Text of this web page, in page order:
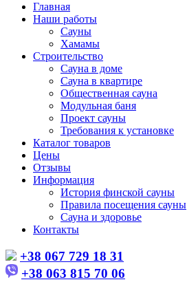
Главная
Наши работы
Сауны
Хамамы
Строительство
Сауна в доме
Сауна в квартире
Общественная сауна
Модульная баня
Проект сауны
Требования к установке
Каталог товаров
Цены
Отзывы
Информация
История финской сауны
Правила посещения сауны
Сауна и здоровье
Контакты
+38 067 729 18 31
+38 063 815 70 06